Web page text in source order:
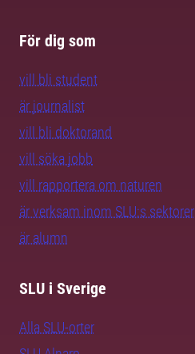
För dig som
vill bli student
är journalist
vill bli doktorand
vill söka jobb
vill rapportera om naturen
är verksam inom SLU:s sektorer
är alumn
SLU i Sverige
Alla SLU-orter